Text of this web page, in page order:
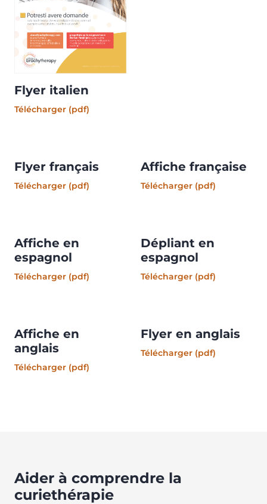
Flyer italien
Télécharger (pdf)
Flyer français
Télécharger (pdf)
Affiche française
Télécharger (pdf)
Affiche en
espagnol
Télécharger (pdf)
Dépliant en
espagnol
Télécharger (pdf)
Affiche en
anglais
Télécharger (pdf)
Flyer en anglais
Télécharger (pdf)
Aider à comprendre la
curiethérapie